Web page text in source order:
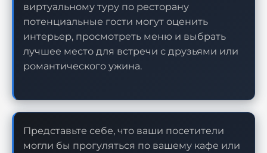
виртуальному туру по ресторану
потенциальные гости могут оценить
интерьер, просмотреть меню и выбрать
лучшее место для встречи с друзьями или
романтического ужина.
Представьте себе, что ваши посетители
могли бы прогуляться по вашему кафе или